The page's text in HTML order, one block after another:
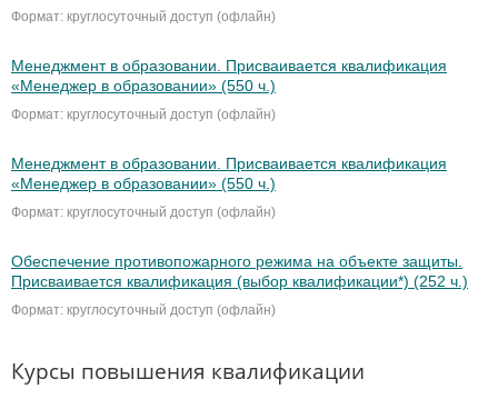
Формат: круглосуточный доступ (офлайн)
Менеджмент в образовании. Присваивается квалификация
«Менеджер в образовании» (550 ч.)
Формат: круглосуточный доступ (офлайн)
Менеджмент в образовании. Присваивается квалификация
«Менеджер в образовании» (550 ч.)
Формат: круглосуточный доступ (офлайн)
Обеспечение противопожарного режима на объекте защиты.
Присваивается квалификация (выбор квалификации*) (252 ч.)
Формат: круглосуточный доступ (офлайн)
Курсы повышения квалификации